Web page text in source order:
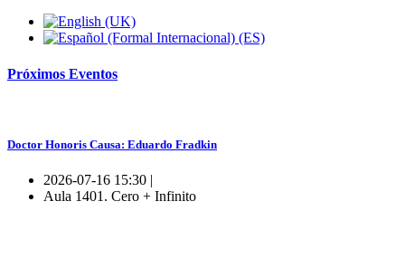
Próximos Eventos
Doctor Honoris Causa: Eduardo Fradkin
2026-07-16 15:30 |
Aula 1401. Cero + Infinito